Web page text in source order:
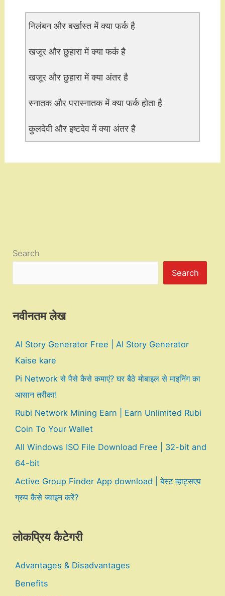
निलंबन और बर्खास्त में क्या फर्क है
खजूर और छुहारा में क्या फर्क है
खजूर और छुहारा में क्या अंतर है
स्नातक और परास्नातक में क्या फर्क होता है
कुलदेवी और इष्टदेव में क्या अंतर है
Search
Search
नवीनतम लेख
AI Story Generator Free | AI Story Generator
Kaise kare
Pi Network से पैसे कैसे कमाएं? घर बैठे मोबाइल से माइनिंग का
आसान तरीका!
Rubi Network Mining Earn | Earn Unlimited Rubi
Coin To Your Wallet
All Windows ISO File Download Free | 32-bit and
64-bit
Active Group Finder App download | बेस्ट व्हाट्सएप
ग्रुप कैसे ज्वाइन करें?
लोकप्रिय कैटेगरी
Advantages & Disadvantages
Benefits